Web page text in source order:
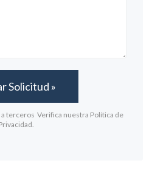
terceros Verifica nuestra Política de